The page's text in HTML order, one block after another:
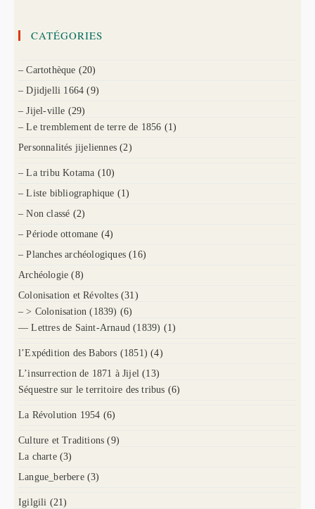
CATÉGORIES
– Cartothèque (20)
– Djidjelli 1664 (9)
– Jijel-ville (29)
– Le tremblement de terre de 1856 (1)
Personnalités jijeliennes (2)
– La tribu Kotama (10)
– Liste bibliographique (1)
– Non classé (2)
– Période ottomane (4)
– Planches archéologiques (16)
Archéologie (8)
Colonisation et Révoltes (31)
– > Colonisation (1839) (6)
— Lettres de Saint-Arnaud (1839) (1)
l’Expédition des Babors (1851) (4)
L’insurrection de 1871 à Jijel (13)
Séquestre sur le territoire des tribus (6)
La Révolution 1954 (6)
Culture et Traditions (9)
La charte (3)
Langue_berbere (3)
Igilgili (21)